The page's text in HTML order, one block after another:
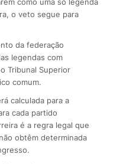
o veto segue para
da federação
legendas com
Tribunal Superior
comum.
calculada para a
cada partido
é a regra legal que
obtêm determinada